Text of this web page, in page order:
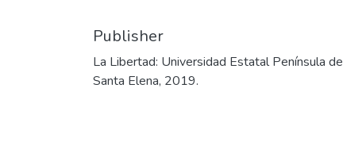
Publisher
La Libertad: Universidad Estatal Península de
Santa Elena, 2019.